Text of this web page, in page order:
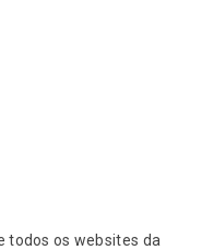
todos os websites da